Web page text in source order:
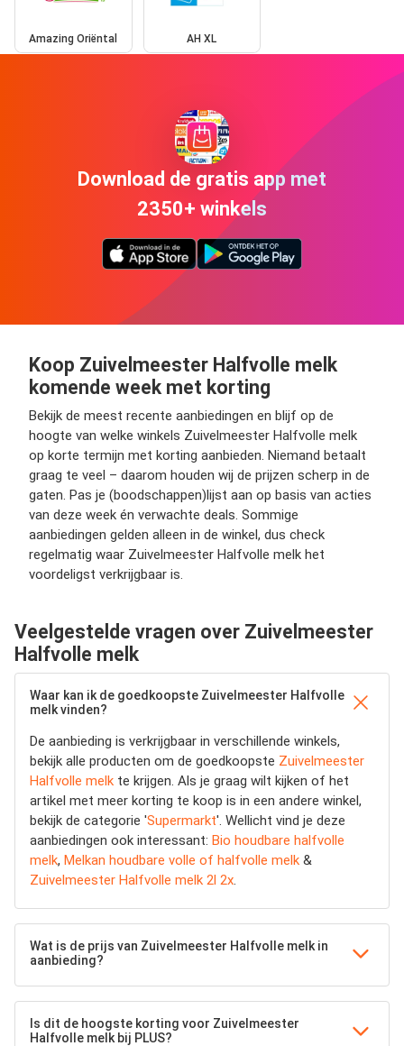
Amazing Oriëntal AH XL
Download de gratis app met
2350+ winkels
Koop Zuivelmeester Halfvolle melk
komende week met korting
Bekijk de meest recente aanbiedingen en blijf op de
hoogte van welke winkels Zuivelmeester Halfvolle melk
op korte termijn met korting aanbieden. Niemand betaalt
graag te veel – daarom houden wij de prijzen scherp in de
gaten. Pas je (boodschappen)lijst aan op basis van acties
van deze week én verwachte deals. Sommige
aanbiedingen gelden alleen in de winkel, dus check
regelmatig waar Zuivelmeester Halfvolle melk het
voordeligst verkrijgbaar is.
Veelgestelde vragen over Zuivelmeester
Halfvolle melk
Waar kan ik de goedkoopste Zuivelmeester Halfvolle
melk vinden?
De aanbieding is verkrijgbaar in verschillende winkels,
bekijk alle producten om de goedkoopste Zuivelmeester
Halfvolle melk te krijgen. Als je graag wilt kijken of het
artikel met meer korting te koop is in een andere winkel,
bekijk de categorie 'Supermarkt'. Wellicht vind je deze
aanbiedingen ook interessant: Bio houdbare halfvolle
melk, Melkan houdbare volle of halfvolle melk &
Zuivelmeester Halfvolle melk 2l 2x.
Wat is de prijs van Zuivelmeester Halfvolle melk in
aanbieding?
Is dit de hoogste korting voor Zuivelmeester
Halfvolle melk bij PLUS?